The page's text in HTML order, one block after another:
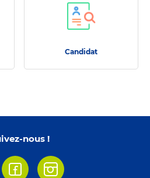
Candidat
nous !